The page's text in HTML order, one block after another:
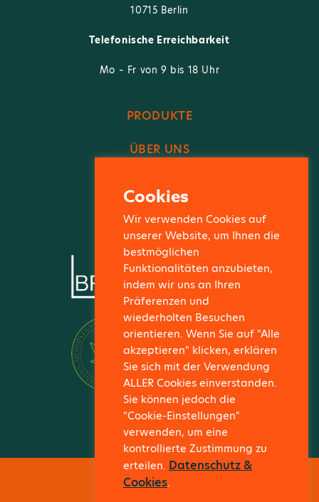
10715 Berlin
Telefonische Erreichbarkeit
Mo – Fr von 9 bis 18 Uhr
PRODUKTE
ÜBER UNS
KONTAKT
IMPRESSUM
Cookies
Wir verwenden Cookies auf
unserer Website, um Ihnen die
bestmöglichen
Funktionalitäten anzubieten,
indem wir uns an Ihren
Präferenzen und
wiederholten Besuchen
orientieren. Wenn Sie auf "Alle
akzeptieren" klicken, erklären
Sie sich mit der Verwendung
ALLER Cookies einverstanden.
Sie können jedoch die
"Cookie-Einstellungen"
verwenden, um eine
kontrollierte Zustimmung zu
erteilen. Datenschutz &
Cookies.